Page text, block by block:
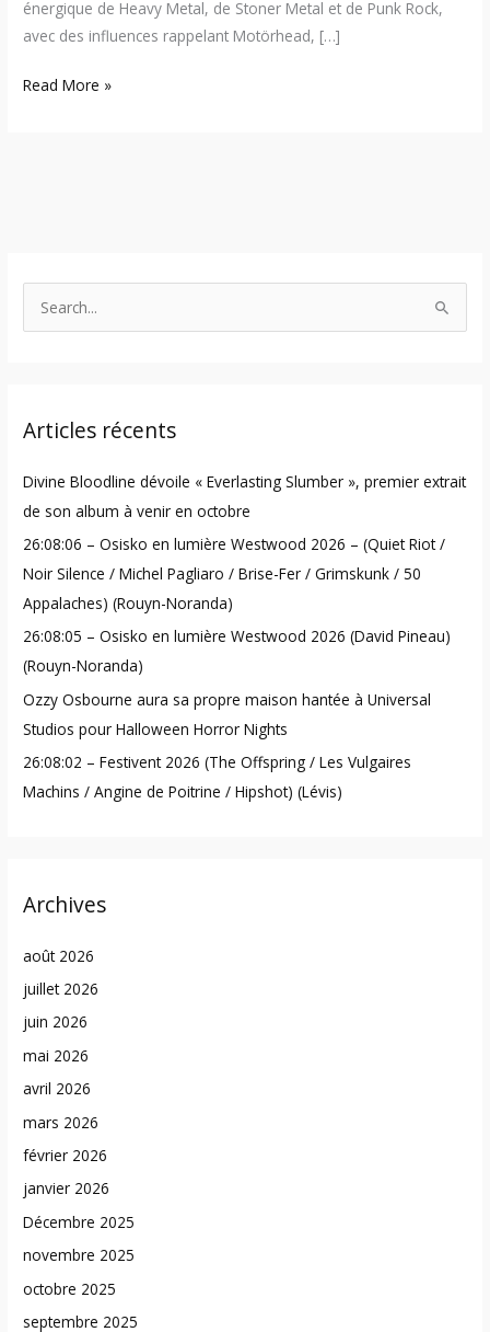
énergique de Heavy Metal, de Stoner Metal et de Punk Rock,
avec des influences rappelant Motörhead, […]
Read More »
c
f
o
r
:
Articles récents
Divine Bloodline dévoile « Everlasting Slumber », premier extrait
de son album à venir en octobre
26:08:06 – Osisko en lumière Westwood 2026 – (Quiet Riot /
Noir Silence / Michel Pagliaro / Brise-Fer / Grimskunk / 50
Appalaches) (Rouyn-Noranda)
26:08:05 – Osisko en lumière Westwood 2026 (David Pineau)
(Rouyn-Noranda)
Ozzy Osbourne aura sa propre maison hantée à Universal
Studios pour Halloween Horror Nights
26:08:02 – Festivent 2026 (The Offspring / Les Vulgaires
Machins / Angine de Poitrine / Hipshot) (Lévis)
Archives
août 2026
juillet 2026
juin 2026
mai 2026
avril 2026
mars 2026
février 2026
janvier 2026
Décembre 2025
novembre 2025
octobre 2025
septembre 2025